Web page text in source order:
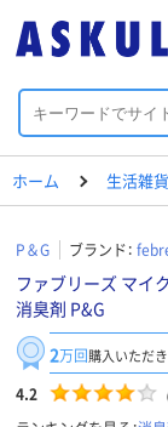
ホーム 生活雑
P＆G ブランド：
ファブリーズ マイ
消臭剤 P&G
2万回購入いただき
4.2